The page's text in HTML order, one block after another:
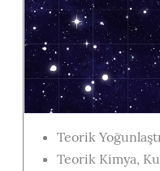
Teorik
Teorik Kimya,